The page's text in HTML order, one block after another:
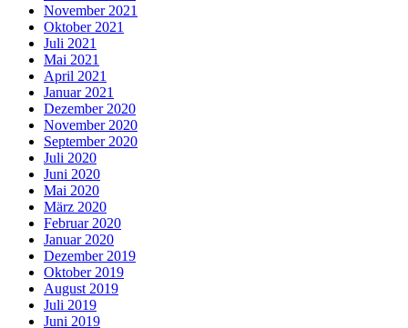
November 2021
Oktober 2021
Juli 2021
Mai 2021
April 2021
Januar 2021
Dezember 2020
November 2020
September 2020
Juli 2020
Juni 2020
Mai 2020
März 2020
Februar 2020
Januar 2020
Dezember 2019
Oktober 2019
August 2019
Juli 2019
Juni 2019